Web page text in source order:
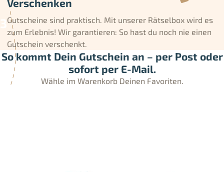
Verschenken
Gutscheine sind praktisch. Mit unserer Rätselbox wird es
zum Erlebnis! Wir garantieren: So hast du noch nie einen
Gutschein verschenkt.
So kommt Dein Gutschein an – per Post oder
sofort per E-Mail.
Wähle im Warenkorb Deinen Favoriten.